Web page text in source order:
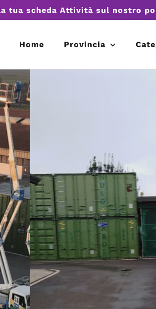
tua scheda Attività sul nostro
Home Provincia